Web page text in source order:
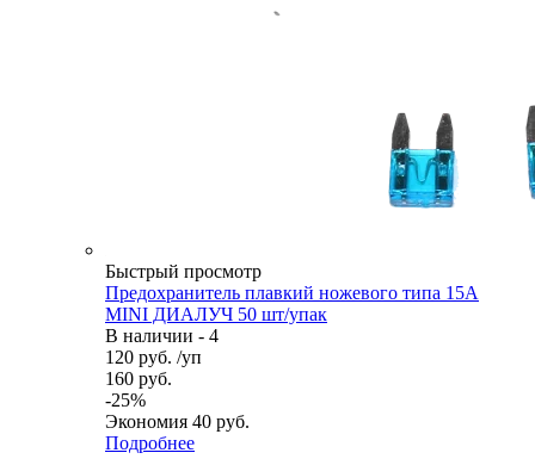
Быстрый просмотр
Предохранитель плавкий ножевого типа 15А
MINI ДИАЛУЧ 50 шт/упак
В наличии - 4
120 руб. /уп
160 руб.
-25%
Экономия 40 руб.
Подробнее